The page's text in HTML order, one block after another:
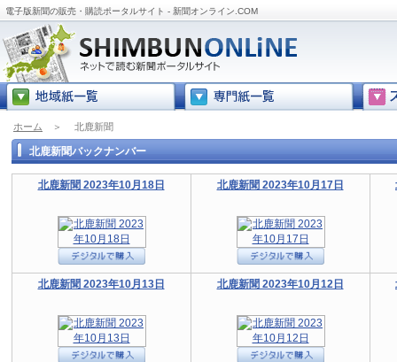
電子版新聞の販売・購読ポータルサイト - 新聞オンライン.COM
ホーム ＞ 北鹿新聞
北鹿新聞バックナンバー
北鹿新聞 2023年10月18日 北鹿新聞 2023年10月17日
北鹿新聞 2023年10月13日 北鹿新聞 2023年10月12日